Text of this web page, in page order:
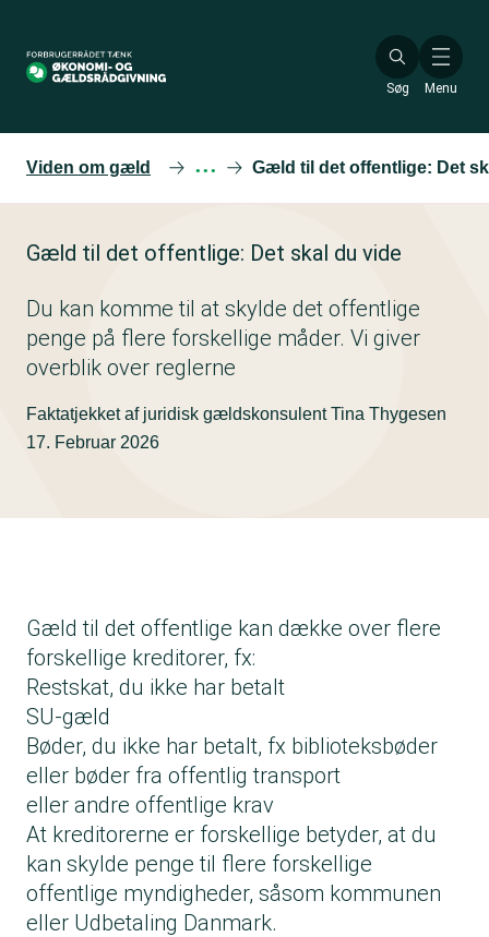
hovedindhold
Søg Menu
Viden om gæld ··· Gæld til det offentlige: Det
Gæld til det offentlige: Det skal du vide
Du kan komme til at skylde det offentlige
penge på flere forskellige måder. Vi giver
overblik over reglerne
Faktatjekket af juridisk gældskonsulent Tina Thygesen
17. Februar 2026
Gæld til det offentlige kan dække over flere
forskellige kreditorer, fx:
Restskat, du ikke har betalt
SU-gæld
Bøder, du ikke har betalt, fx biblioteksbøder
eller bøder fra offentlig transport
eller andre offentlige krav
At kreditorerne er forskellige betyder, at du
kan skylde penge til flere forskellige
offentlige myndigheder, såsom kommunen
eller Udbetaling Danmark.